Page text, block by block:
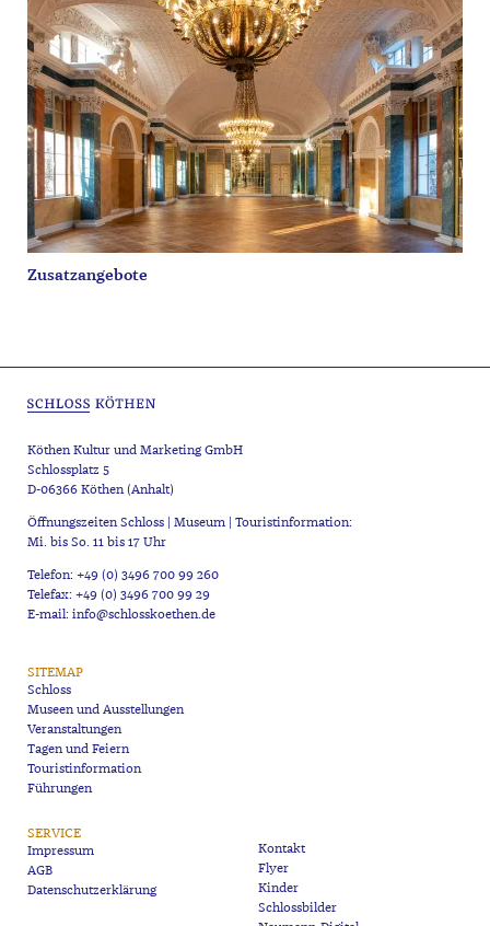
Zusatzangebote
Köthen Kultur und Marketing GmbH
Schlossplatz 5
D-06366 Köthen (Anhalt)
Öffnungszeiten Schloss | Museum | Touristinformation:
Mi. bis So. 11 bis 17 Uhr
Telefon: +49 (0) 3496 700 99 260
Telefax: +49 (0) 3496 700 99 29
E-mail: info@schlosskoethen.de
SITEMAP
Schloss
Museen und Ausstellungen
Veranstaltungen
Tagen und Feiern
Touristinformation
Führungen
SERVICE
Impressum
AGB
Datenschutzerklärung
Kontakt
Flyer
Kinder
Schlossbilder